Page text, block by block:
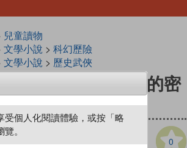
兒童讀物
文學小說 > 科幻歷險
文學小說 > 歷史武俠
險4：蓮花式溫碗的密
0
受個人化閱讀體驗，或按「略
。